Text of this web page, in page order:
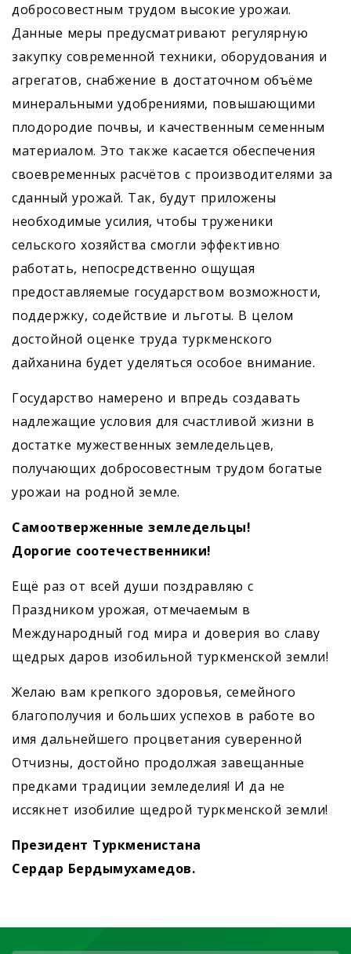
добросовестным трудом высокие урожаи.
Данные меры предусматривают регулярную
закупку современной техники, оборудования и
агрегатов, снабжение в достаточном объёме
минеральными удобрениями, повышающими
плодородие почвы, и качественным семенным
материалом. Это также касается обеспечения
своевременных расчётов с производителями за
сданный урожай. Так, будут приложены
необходимые усилия, чтобы труженики
сельского хозяйства смогли эффективно
работать, непосредственно ощущая
предоставляемые государством возможности,
поддержку, содействие и льготы. В целом
достойной оценке труда туркменского
дайханина будет уделяться особое внимание.
Государство намерено и впредь создавать
надлежащие условия для счастливой жизни в
достатке мужественных земледельцев,
получающих добросовестным трудом богатые
урожаи на родной земле.
Самоотверженные земледельцы!
Дорогие соотечественники!
Ещё раз от всей души поздравляю с
Праздником урожая, отмечаемым в
Международный год мира и доверия во славу
щедрых даров изобильной туркменской земли!
Желаю вам крепкого здоровья, семейного
благополучия и больших успехов в работе во
имя дальнейшего процветания суверенной
Отчизны, достойно продолжая завещанные
предками традиции земледелия! И да не
иссякнет изобилие щедрой туркменской земли!
Президент Туркменистана
Сердар Бердымухамедов.